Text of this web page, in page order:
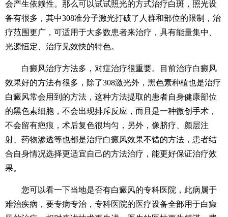
会产生依赖性。那么可以试试照光的方式治疗白斑，照光设
备有很多，其中308准分子激光打破了人群和部位的限制，治
疗范围更广，可适用于大多数患者来治疗，具有能量集中、
光源恒定、治疗见效快的特色。
白癜风治疗方法多，对症治疗很重要。目前治疗白癜风
效果好的方法有很多，除了308激光外，黑色素种植也是治疗
白癜风常会用到的方法，这种方法提取的患者自身健康部位
的黑色素细胞，不会出现排斥反应，而且是一种微创手术，
不会留有疤痕，术后复色很均匀，另外，像脐疗、颜层注
射、药物渗透等也都是治疗白癜风效果不错的方法，患者结
合自身情况选择更适宜自己的方法治疗，能更好保证治疗效
果。
您可以看一下当地是否有白癜风的专科医院，此病属于
难治疾病，要专病专治，专科医院的医疗设备全部用于白癜